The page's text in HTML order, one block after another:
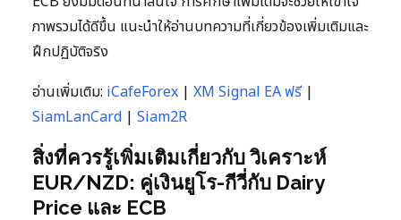
ภาพรวมได้ดีขึ้น แนะนำให้อ่านบทความที่เกี่ยวข้องเพิ่มเติมและ
ฝึกปฏิบัติจริง
อ่านเพิ่มเติม: iCafeForex | XM Signal EA ฟรี|
SiamLanCard | Siam2R
สิ่งที่ควรรู้เพิ่มเติมเกี่ยวกับ วิเคราะห์
EUR/NZD: คู่เงินยูโร-กีวี่กับ Dairy
Price และ ECB